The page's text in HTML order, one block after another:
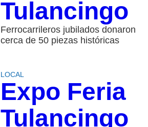
Tulancingo
Ferrocarrileros jubilados donaron
cerca de 50 piezas históricas
LOCAL
Expo Feria
Tulancingo